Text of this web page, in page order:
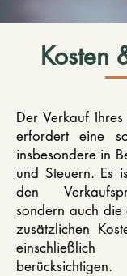
Kosten
Der Verkauf
erfordert eine
insbesondere in
und Steuern. Es
den
sondern auch die
zusätzlichen
berücksichtigen.